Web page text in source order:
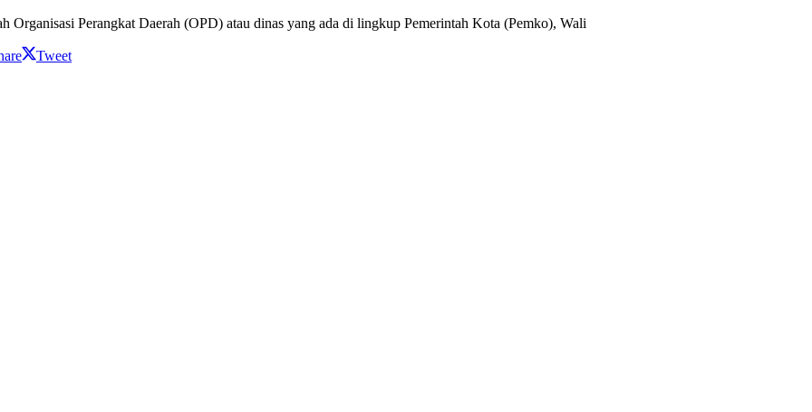
Organisasi Perangkat Daerah (OPD) atau dinas yang ada di lingkup Pemerintah Kota (Pemko), Wali
Tweet